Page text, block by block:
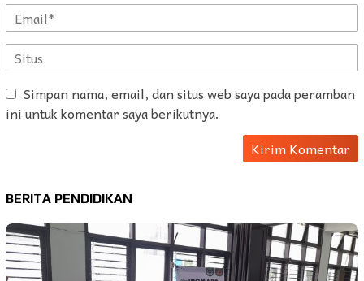
Simpan nama, email, dan situs web saya pada peramban
ini untuk komentar saya berikutnya.
BERITA PENDIDIKAN